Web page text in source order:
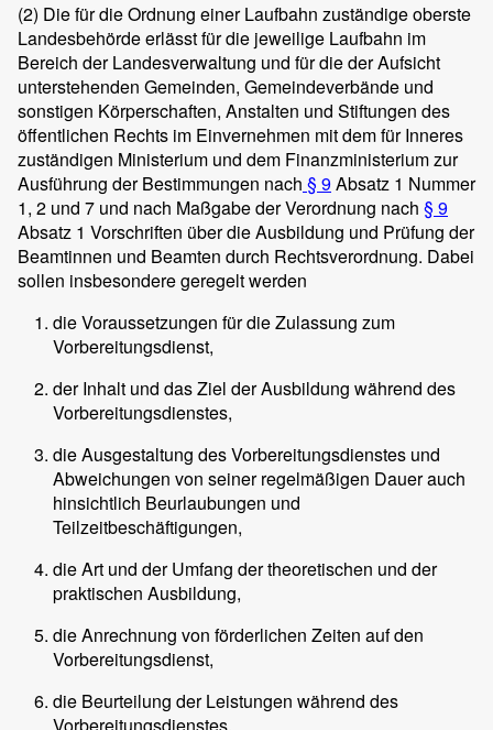
(2) Die für die Ordnung einer Laufbahn zuständige oberste
Landesbehörde erlässt für die jeweilige Laufbahn im
Bereich der Landesverwaltung und für die der Aufsicht
unterstehenden Gemeinden, Gemeindeverbände und
sonstigen Körperschaften, Anstalten und Stiftungen des
öffentlichen Rechts im Einvernehmen mit dem für Inneres
zuständigen Ministerium und dem Finanzministerium zur
Ausführung der Bestimmungen nach § 9Absatz 1 Nummer
1, 2 und 7 und nach Maßgabe der Verordnung nach § 9
Absatz 1 Vorschriften über die Ausbildung und Prüfung der
Beamtinnen und Beamten durch Rechtsverordnung. Dabei
sollen insbesondere geregelt werden
die Voraussetzungen für die Zulassung zum
Vorbereitungsdienst,
der Inhalt und das Ziel der Ausbildung während des
Vorbereitungsdienstes,
die Ausgestaltung des Vorbereitungsdienstes und
Abweichungen von seiner regelmäßigen Dauer auch
hinsichtlich Beurlaubungen und
Teilzeitbeschäftigungen,
die Art und der Umfang der theoretischen und der
praktischen Ausbildung,
die Anrechnung von förderlichen Zeiten auf den
Vorbereitungsdienst,
die Beurteilung der Leistungen während des